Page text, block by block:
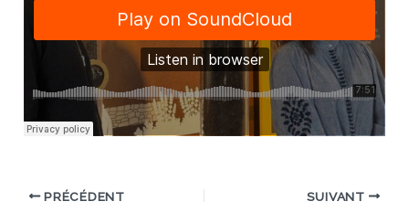
PRÉCÉDENT SUIVANT